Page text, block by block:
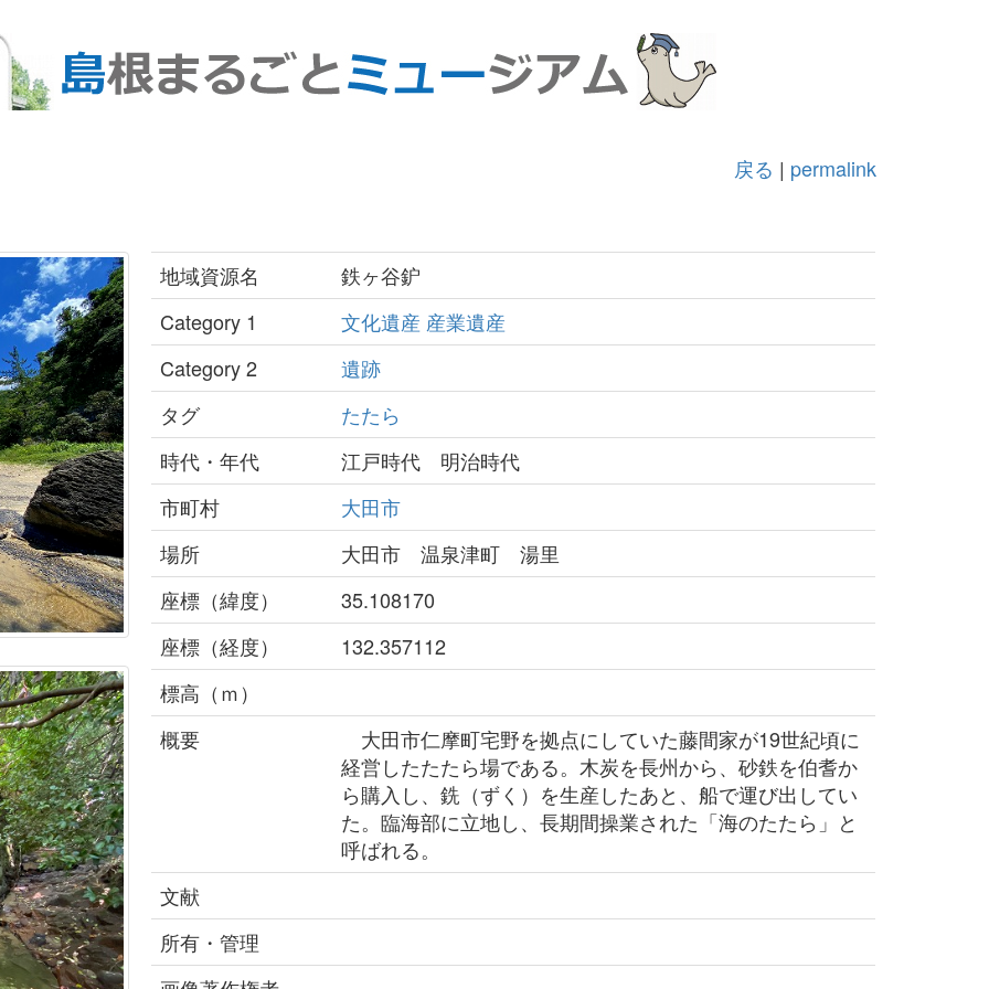
戻る | permalink
地域資源名
鉄ヶ谷鈩
Category 1
文化遺産 産業遺産
Category 2
遺跡
タグ
たたら
時代・年代
江戸時代 明治時代
市町村
大田市
場所
大田市 温泉津町 湯里
座標（緯度）
35.108170
座標（経度）
132.357112
標高（ｍ）
概要
大田市仁摩町宅野を拠点にしていた藤間家が19世紀頃に
経営したたたら場である。木炭を長州から、砂鉄を伯耆か
ら購入し、銑（ずく）を生産したあと、船で運び出してい
た。臨海部に立地し、長期間操業された「海のたたら」と
呼ばれる。
文献
所有・管理